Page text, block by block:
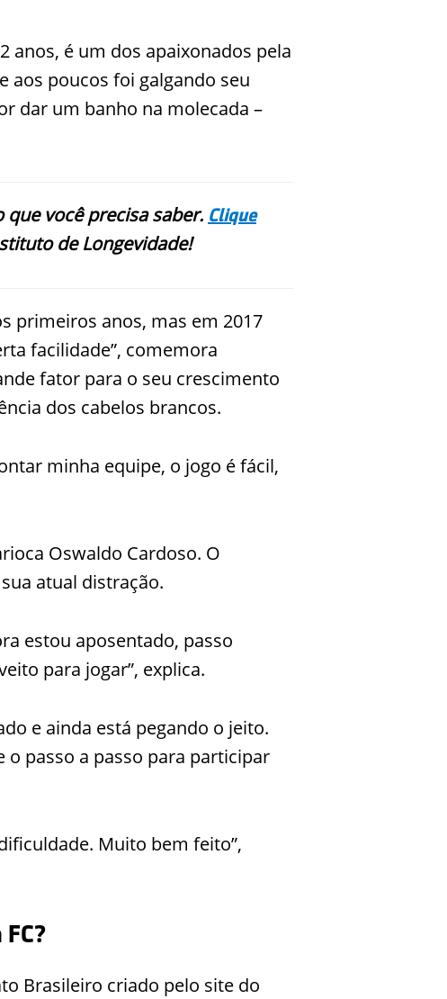
anos, é um dos apaixonados pela
aos poucos foi galgando seu
dar um banho na molecada –
você precisa saber. Clique
de Longevidade!
primeiros anos, mas em 2017
facilidade”, comemora
fator para o seu crescimento
dos cabelos brancos.
minha equipe, o jogo é fácil,
Oswaldo Cardoso. O
atual distração.
estou aposentado, passo
para jogar”, explica.
e ainda está pegando o jeito.
passo a passo para participar
Muito bem feito”,
Brasileiro criado pelo site do